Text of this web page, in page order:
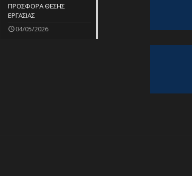
ΠΡΟΣΦΟΡΑ ΘΕΣΗΣ
ΕΡΓΑΣΙΑΣ
04/05/2026